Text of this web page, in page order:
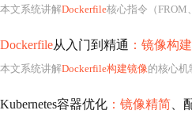
本文系统讲解Dockerfile核心指令（FROM
Dockerfile从入门到精通 ：镜像构建
本文系统讲解Dockerfile构建镜像的核心机
Kubernetes容器优化 ：镜像精简 、